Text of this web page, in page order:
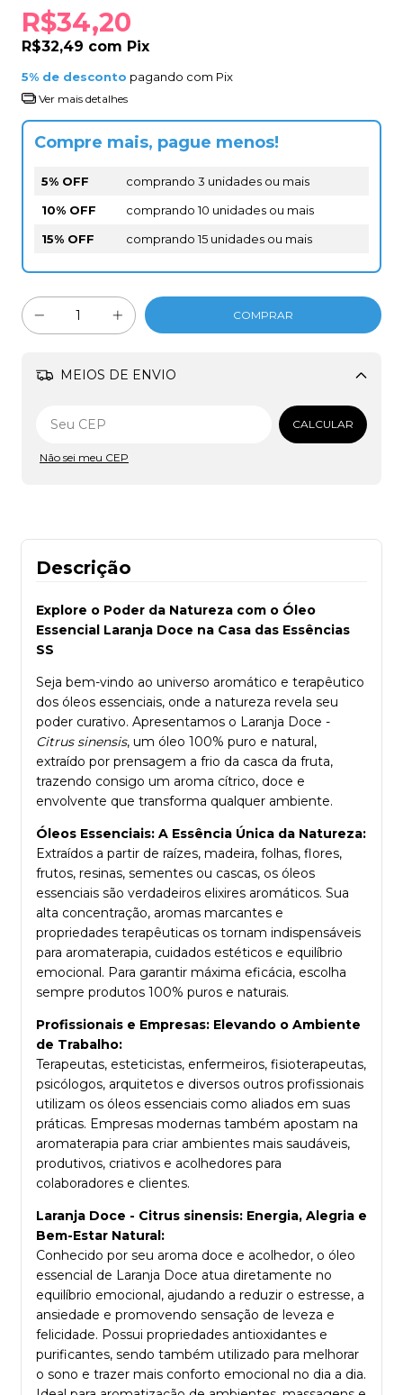
R$34,20
R$32,49 com Pix
5% de desconto pagando com Pix
Ver mais detalhes
Compre mais, pague menos!
5% OFF
comprando 3 unidades ou mais
10% OFF
comprando 10 unidades ou mais
15% OFF
comprando 15 unidades ou mais
MEIOS DE ENVIO
Alterar CEP
CALCULAR
Não sei meu CEP
Descrição
Explore o Poder da Natureza com o Óleo
Essencial Laranja Doce na Casa das Essências
SS
Seja bem-vindo ao universo aromático e terapêutico
dos óleos essenciais, onde a natureza revela seu
poder curativo. Apresentamos o Laranja Doce -
Citrus sinensis, um óleo 100% puro e natural,
extraído por prensagem a frio da casca da fruta,
trazendo consigo um aroma cítrico, doce e
envolvente que transforma qualquer ambiente.
Óleos Essenciais: A Essência Única da Natureza:
Extraídos a partir de raízes, madeira, folhas, flores,
frutos, resinas, sementes ou cascas, os óleos
essenciais são verdadeiros elixires aromáticos. Sua
alta concentração, aromas marcantes e
propriedades terapêuticas os tornam indispensáveis
para aromaterapia, cuidados estéticos e equilíbrio
emocional. Para garantir máxima eficácia, escolha
sempre produtos 100% puros e naturais.
Profissionais e Empresas: Elevando o Ambiente
de Trabalho:
Terapeutas, esteticistas, enfermeiros, fisioterapeutas,
psicólogos, arquitetos e diversos outros profissionais
utilizam os óleos essenciais como aliados em suas
práticas. Empresas modernas também apostam na
aromaterapia para criar ambientes mais saudáveis,
produtivos, criativos e acolhedores para
colaboradores e clientes.
Laranja Doce - Citrus sinensis: Energia, Alegria e
Bem-Estar Natural:
Conhecido por seu aroma doce e acolhedor, o óleo
essencial de Laranja Doce atua diretamente no
equilíbrio emocional, ajudando a reduzir o estresse, a
ansiedade e promovendo sensação de leveza e
felicidade. Possui propriedades antioxidantes e
purificantes, sendo também utilizado para melhorar
o sono e trazer mais conforto emocional no dia a dia.